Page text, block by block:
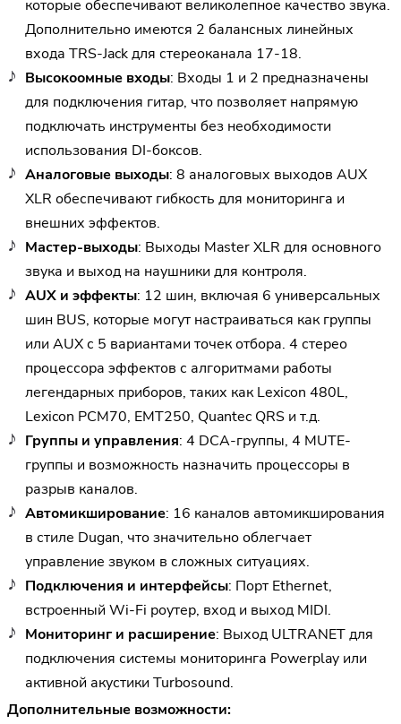
которые обеспечивают великолепное качество звука.
Дополнительно имеются 2 балансных линейных
входа TRS-Jack для стереоканала 17-18.
Высокоомные входы: Входы 1 и 2 предназначены
для подключения гитар, что позволяет напрямую
подключать инструменты без необходимости
использования DI-боксов.
Аналоговые выходы: 8 аналоговых выходов AUX
XLR обеспечивают гибкость для мониторинга и
внешних эффектов.
Мастер-выходы: Выходы Master XLR для основного
звука и выход на наушники для контроля.
AUX и эффекты: 12 шин, включая 6 универсальных
шин BUS, которые могут настраиваться как группы
или AUX с 5 вариантами точек отбора. 4 стерео
процессора эффектов с алгоритмами работы
легендарных приборов, таких как Lexicon 480L,
Lexicon PCM70, EMT250, Quantec QRS и т.д.
Группы и управления: 4 DCA-группы, 4 MUTE-
группы и возможность назначить процессоры в
разрыв каналов.
Автомикширование: 16 каналов автомикширования
в стиле Dugan, что значительно облегчает
управление звуком в сложных ситуациях.
Подключения и интерфейсы: Порт Ethernet,
встроенный Wi-Fi роутер, вход и выход MIDI.
Мониторинг и расширение: Выход ULTRANET для
подключения системы мониторинга Powerplay или
активной акустики Turbosound.
Дополнительные возможности: